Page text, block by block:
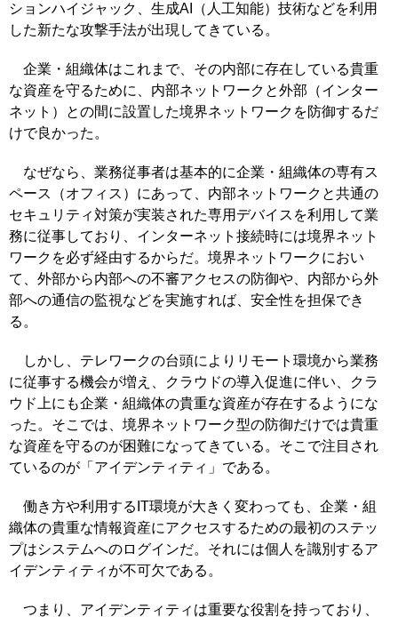
ションハイジャック、生成AI（人工知能）技術などを利用
した新たな攻撃手法が出現してきている。
企業・組織体はこれまで、その内部に存在している貴重
な資産を守るために、内部ネットワークと外部（インター
ネット）との間に設置した境界ネットワークを防御するだ
けで良かった。
なぜなら、業務従事者は基本的に企業・組織体の専有ス
ペース（オフィス）にあって、内部ネットワークと共通の
セキュリティ対策が実装された専用デバイスを利用して業
務に従事しており、インターネット接続時には境界ネット
ワークを必ず経由するからだ。境界ネットワークにおい
て、外部から内部への不審アクセスの防御や、内部から外
部への通信の監視などを実施すれば、安全性を担保でき
る。
しかし、テレワークの台頭によりリモート環境から業務
に従事する機会が増え、クラウドの導入促進に伴い、クラ
ウド上にも企業・組織体の貴重な資産が存在するようにな
った。そこでは、境界ネットワーク型の防御だけでは貴重
な資産を守るのが困難になってきている。そこで注目され
ているのが「アイデンティティ」である。
働き方や利用するIT環境が大きく変わっても、企業・組
織体の貴重な情報資産にアクセスするための最初のステッ
プはシステムへのログインだ。それには個人を識別するア
イデンティティが不可欠である。
つまり、アイデンティティは重要な役割を持っており、